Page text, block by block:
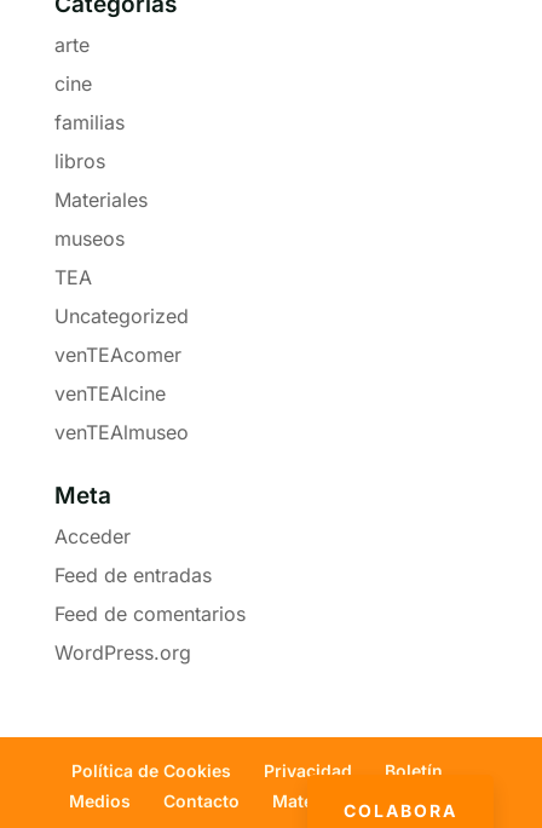
arte
cine
familias
libros
Materiales
museos
TEA
Uncategorized
venTEAcomer
venTEAlcine
venTEAlmuseo
Meta
Acceder
Feed de entradas
Feed de comentarios
WordPress.org
Política de Cookies Privacidad
Boletín
Medios
Contacto Materiales Libros
COLABORA